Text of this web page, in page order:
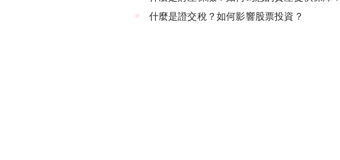
什麼是證交稅？如何影響股票投資？